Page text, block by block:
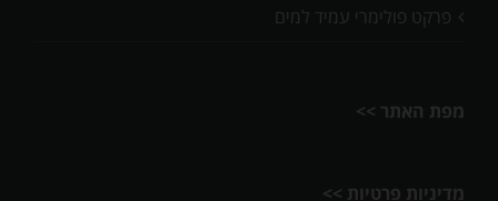
פרקט פולימרי עמיד למים
מפת האתר >>
מדיניות פרטיות >>